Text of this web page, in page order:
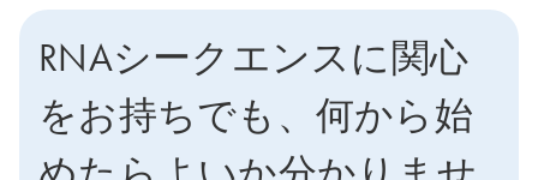
RNAシークエンスに関心
をお持ちでも、何から始